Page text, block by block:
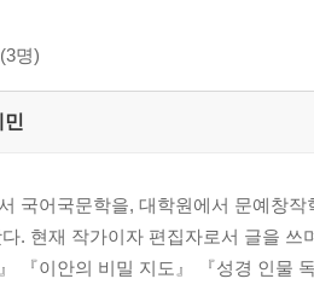
(3명)
민
국어국문학을, 대학원에서 문예창
. 현재 작가이자 편집자로서 글을
『이안의 비밀 지도』 『성경 인물